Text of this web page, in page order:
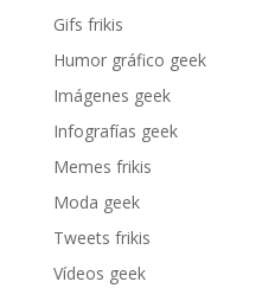
Gifs frikis
Humor gráfico geek
Imágenes geek
Infografías geek
Memes frikis
Moda geek
Tweets frikis
Vídeos geek